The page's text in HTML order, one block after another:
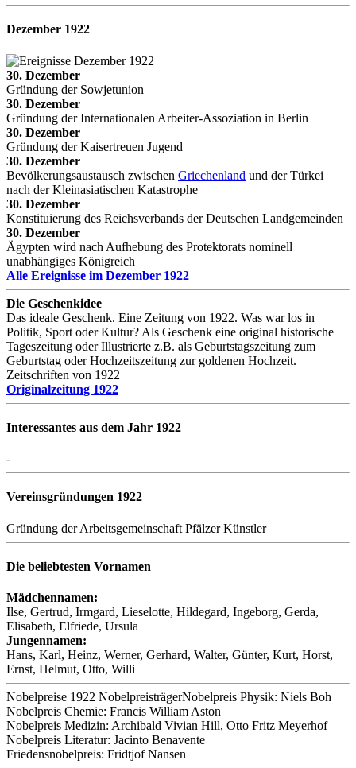
Dezember 1922
30. Dezember
Gründung der Sowjetunion
30. Dezember
Gründung der Internationalen Arbeiter-Assoziation in Berlin
30. Dezember
Gründung der Kaisertreuen Jugend
30. Dezember
Bevölkerungsaustausch zwischen Griechenland und der Türkei
nach der Kleinasiatischen Katastrophe
30. Dezember
Konstituierung des Reichsverbands der Deutschen Landgemeinden
30. Dezember
Ägypten wird nach Aufhebung des Protektorats nominell
unabhängiges Königreich
Alle Ereignisse im Dezember 1922
Die Geschenkidee
Das ideale Geschenk. Eine Zeitung von 1922. Was war los in
Politik, Sport oder Kultur? Als Geschenk eine original historische
Tageszeitung oder Illustrierte z.B. als Geburtstagszeitung zum
Geburtstag oder Hochzeitszeitung zur goldenen Hochzeit.
Zeitschriften von 1922
Originalzeitung 1922
Interessantes aus dem Jahr 1922
-
Vereinsgründungen 1922
Gründung der Arbeitsgemeinschaft Pfälzer Künstler
Die beliebtesten Vornamen
Mädchennamen:
Ilse, Gertrud, Irmgard, Lieselotte, Hildegard, Ingeborg, Gerda,
Elisabeth, Elfriede, Ursula
Jungennamen:
Hans, Karl, Heinz, Werner, Gerhard, Walter, Günter, Kurt, Horst,
Ernst, Helmut, Otto, Willi
Nobelpreise 1922 NobelpreisträgerNobelpreis Physik: Niels Boh
Nobelpreis Chemie: Francis William Aston
Nobelpreis Medizin: Archibald Vivian Hill, Otto Fritz Meyerhof
Nobelpreis Literatur: Jacinto Benavente
Friedensnobelpreis: Fridtjof Nansen